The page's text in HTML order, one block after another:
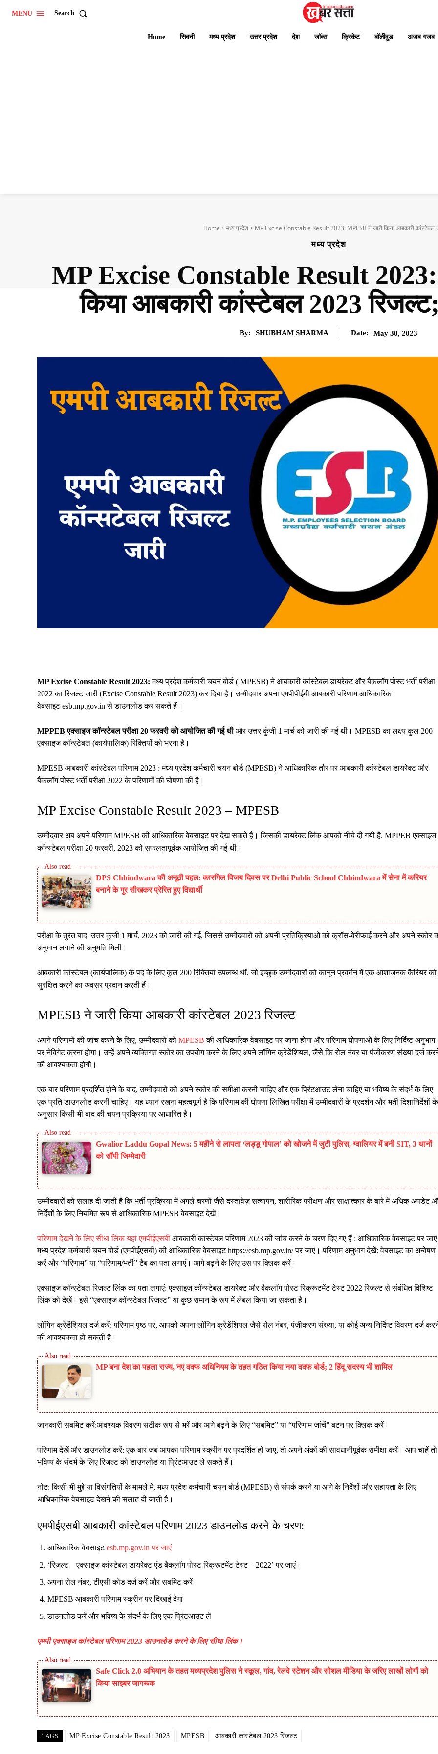
MENU Search
Home सिवनी मध्य प्रदेश उत्तर प्रदेश देश जॉब्स क्रिकेट बॉलीवुड अजब गजब
Home मध्य प्रदेश MP Excise Constable Result 2023: MPESB ने जारी किया आबकारी कांस्टेबल
मध्य प्रदेश
MP Excise Constable Result
किया आबकारी कांस्टेबल 2023
By: SHUBHAM SHARMA Date: May 30, 2023
MP Excise Constable Result 2023:मध्य प्रदेश कर्मचारी चयन बोर्ड ( MPESB) ने आबकारी कांस्टेबल डायरेक्ट और बैकलॉग पोस्ट भर्ती परीक्षा
2022 का रिजल्ट जारी (Excise Constable Result 2023) कर दिया है। उम्मीदवार अपना एमपीपीईबी आबकारी परिणाम आधिकारिक
वेबसाइट esb.mp.gov.in से डाउनलोड कर सकते हैं ।
MPPEB एक्साइज कॉन्स्टेबल परीक्षा 20 फरवरी को आयोजित की गई थीऔर उत्तर कुंजी 1 मार्च को जारी की गई थी। MPESB का लक्ष्य कुल 200
एक्साइज कॉन्स्टेबल (कार्यपालिक) रिक्तियों को भरना है।
MPESB आबकारी कांस्टेबल परिणाम 2023 : मध्य प्रदेश कर्मचारी चयन बोर्ड (MPESB) ने आधिकारिक तौर पर आबकारी कांस्टेबल डायरेक्ट और
बैकलॉग पोस्ट भर्ती परीक्षा 2022 के परिणामों की घोषणा की है।
MP Excise Constable Result 2023 – MPESB
उम्मीदवार अब अपने परिणाम MPESB की आधिकारिक वेबसाइट पर देख सकते हैं। जिसकी डायरेक्ट लिंक आपको नीचे दी गयी है. MPPEB एक्साइज
कॉन्स्टेबल परीक्षा 20 फरवरी, 2023 को सफलतापूर्वक आयोजित की गई थी।
DPS Chhindwara की अनूठी पहल: कारगिल विजय दिवस पर Delhi Public School Chhindwara में सेना में करियर
बनाने के गुर सीखकर प्रेरित हुए विद्यार्थी
परीक्षा के तुरंत बाद, उत्तर कुंजी 1 मार्च, 2023 को जारी की गई, जिससे उम्मीदवारों को अपनी प्रतिक्रियाओं को क्रॉस-वेरीफाई करने और अपने स्कोर
अनुमान लगाने की अनुमति मिली।
आबकारी कांस्टेबल (कार्यपालिक) के पद के लिए कुल 200 रिक्तियां उपलब्ध थीं, जो इच्छुक उम्मीदवारों को कानून प्रवर्तन में एक आशाजनक कैरियर को
सुरक्षित करने का अवसर प्रदान करती हैं।
MPESB ने जारी किया आबकारी कांस्टेबल 2023 रिजल्ट
अपने परिणामों की जांच करने के लिए, उम्मीदवारों को MPESB की आधिकारिक वेबसाइट पर जाना होगा और परिणाम घोषणाओं के लिए निर्दिष्ट अनुभाग
पर नेविगेट करना होगा। उन्हें अपने व्यक्तिगत स्कोर का उपयोग करने के लिए अपने लॉगिन क्रेडेंशियल, जैसे कि रोल नंबर या पंजीकरण संख्या दर्ज
की आवश्यकता होगी।
एक बार परिणाम प्रदर्शित होने के बाद, उम्मीदवारों को अपने स्कोर की समीक्षा करनी चाहिए और एक प्रिंटआउट लेना चाहिए या भविष्य के संदर्भ के लिए
एक प्रति डाउनलोड करनी चाहिए। यह ध्यान रखना महत्वपूर्ण है कि परिणाम की घोषणा लिखित परीक्षा में उम्मीदवारों के प्रदर्शन और भर्ती दिशानिर्देशों के
अनुसार किसी भी बाद की चयन प्रक्रिया पर आधारित है।
Gwalior Laddu Gopal News: 5 महीने से लापता ‘लड्डू गोपाल’ को खोजने में जुटी पुलिस, ग्वालियर में बनी SIT, 3 थानों
को सौंपी जिम्मेदारी
उम्मीदवारों को सलाह दी जाती है कि भर्ती प्रक्रिया में अगले चरणों जैसे दस्तावेज़ सत्यापन, शारीरिक परीक्षण और साक्षात्कार के बारे में अधिक अपडेट
निर्देशों के लिए नियमित रूप से आधिकारिक MPESB वेबसाइट देखें।
परिणाम देखने के लिए सीधा लिंक यहां एमपीईएसबी आबकारी कांस्टेबल परिणाम 2023 की जांच करने के चरण दिए गए हैं : आधिकारिक वेबसाइट पर
मध्य प्रदेश कर्मचारी चयन बोर्ड (एमपीईएसबी) की आधिकारिक वेबसाइट https://esb.mp.gov.in/ पर जाएं। परिणाम अनुभाग देखें: वेबसाइट का अन्वेषण
करें और “परिणाम” या “परिणाम/भर्ती” टैब का पता लगाएं। आगे बढ़ने के लिए उस पर क्लिक करें।
एक्साइज कॉन्स्टेबल रिजल्ट लिंक का पता लगाएं: एक्साइज कॉन्स्टेबल डायरेक्ट और बैकलॉग पोस्ट रिक्रूटमेंट टेस्ट 2022 रिजल्ट से संबंधित विशिष्ट
लिंक को देखें। इसे “एक्साइज कॉन्स्टेबल रिजल्ट” या कुछ समान के रूप में लेबल किया जा सकता है।
लॉगिन क्रेडेंशियल दर्ज करें: परिणाम पृष्ठ पर, आपको अपना लॉगिन क्रेडेंशियल जैसे रोल नंबर, पंजीकरण संख्या, या कोई अन्य निर्दिष्ट विवरण दर्ज
की आवश्यकता हो सकती है।
MP बना देश का पहला राज्य, नए वक्फ अधिनियम के तहत गठित किया नया वक्फ बोर्ड; 2 हिंदू सदस्य भी शामिल
जानकारी सबमिट करें:आवश्यक विवरण सटीक रूप से भरें और आगे बढ़ने के लिए “सबमिट” या “परिणाम जांचें” बटन पर क्लिक करें।
परिणाम देखें और डाउनलोड करें: एक बार जब आपका परिणाम स्क्रीन पर प्रदर्शित हो जाए, तो अपने अंकों की सावधानीपूर्वक समीक्षा करें। आप चाहें तो
भविष्य के संदर्भ के लिए रिजल्ट को डाउनलोड या प्रिंटआउट ले सकते हैं।
नोट: किसी भी मुद्दे या विसंगतियों के मामले में, मध्य प्रदेश कर्मचारी चयन बोर्ड (MPESB) से संपर्क करने या आगे के निर्देशों और सहायता के लिए
आधिकारिक वेबसाइट देखने की सलाह दी जाती है।
एमपीईएसबी आबकारी कांस्टेबल परिणाम 2023 डाउनलोड करने के चरण:
आधिकारिक वेबसाइटesb.mp.gov.in पर जाएं
‘रिजल्ट – एक्साइज कांस्टेबल डायरेक्ट एंड बैकलॉग पोस्ट रिक्रूटमेंट टेस्ट – 2022’ पर जाएं।
अपना रोल नंबर, टीएसी कोड दर्ज करें और सबमिट करें
MPESB आबकारी परिणाम स्क्रीन पर दिखाई देगा
डाउनलोड करें और भविष्य के संदर्भ के लिए एक प्रिंटआउट लें
एमपी एक्साइज कांस्टेबल परिणाम 2023 डाउनलोड करने के लिए सीधा लिंक।
Safe Click 2.0 अभियान के तहत मध्यप्रदेश पुलिस ने स्कूल, गांव, रेलवे स्टेशन और सोशल मीडिया के जरिए लाखों लोगों को
किया साइबर जागरूक
TAGS MP Excise Constable Result 2023 MPESB आबकारी कांस्टेबल 2023 रिजल्ट